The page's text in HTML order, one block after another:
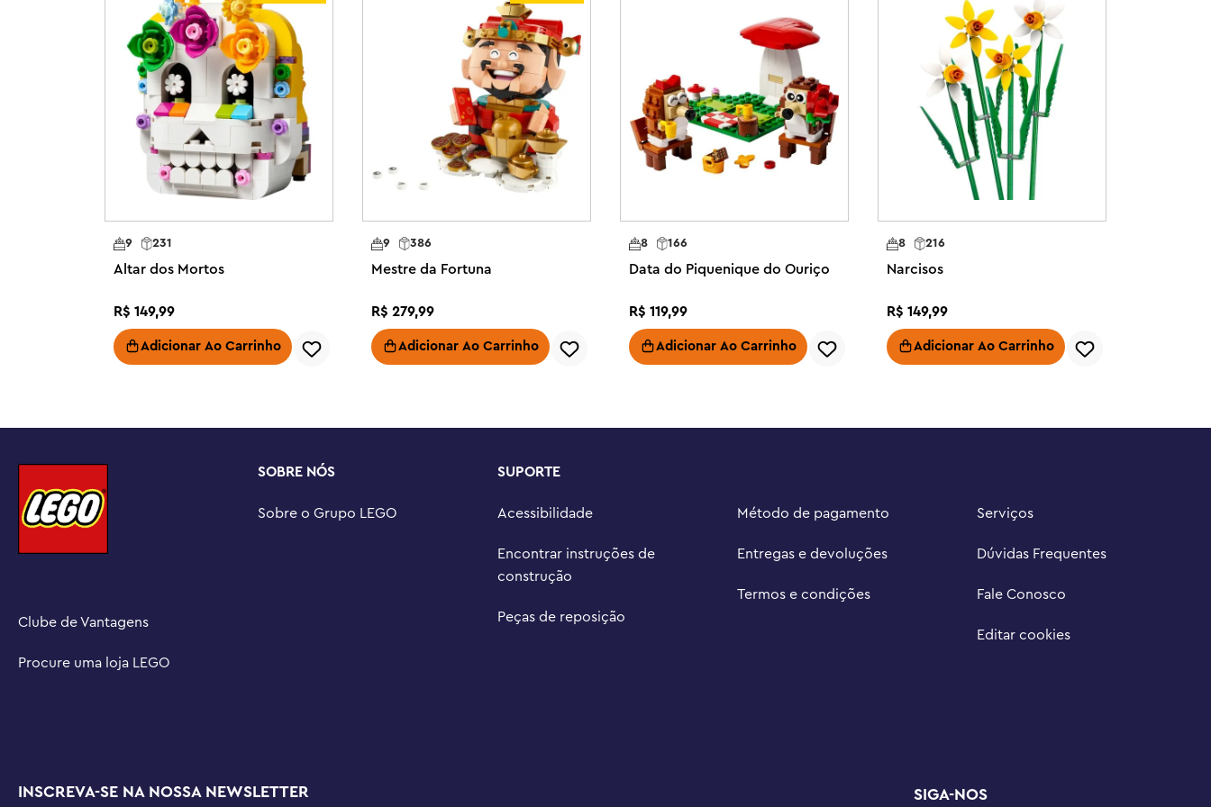
além de adesivos decorativos
• Idéia de presente para maiores de 12 anos - Este modelo de loja de 541 peças mede mais
de 15 cm de altura, 25 cm de largura quando aberto e 13 cm de profundidade e faz uma
divertida presente para crianças ou qualquer entusiasta de LEGO®
231
9
Altar dos Mortos
R$ 149,99
Adicionar Ao Carrinho
386
9
Mestre da Fortuna
R$ 279,99
Adicionar Ao Carrinho
166
8
Data do Piquenique do Ouriço
R$ 119,99
Adicionar Ao Carrinho
216
8
Narcisos
R$ 149,99
Adicionar Ao Carrinho
Clube de Vantagens
Procure uma loja LEGO
SOBRE NÓS
Sobre o Grupo LEGO
SUPORTE
Acessibilidade
Encontrar instruções de
construção
Peças de reposição
Método de pagamento
Entregas e devoluções
Termos e condições
Serviços
Dúvidas Frequentes
Fale Conosco
Editar cookies
INSCREVA-SE NA NOSSA NEWSLETTER SIGA-NOS